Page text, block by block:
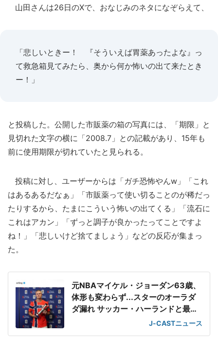
山田さんは26日のXで、おなじみのネタになぞらえて、
「悲しいときー！ 『そういえば胃薬あったよな』っ
て救急箱見てみたら、奥から何か怖いの出て来たとき
ー！」
と投稿した。公開した市販薬の箱の写真には、「期限」と
見切れた文字の横に「2008.7」との記載があり、15年も
前に使用期限が切れていたと見られる。
投稿に対し、ユーザーからは「ガチ恐怖やんw」「これ
はあるあるだなぁ」「市販薬って使い切ることのが稀だっ
たりするから、たまにこういう怖いの出てくる」「流石に
これはアカン」「ずっと調子が良かったってことですよ
ね！」「悲しいけど捨てましょう」などの反応が集まっ
た。
元NBAマイケル・ジョーダン63歳、
体形も変わらず...スターのオーラダ
ダ漏れ サッカー・ハーランドと最強
J-CASTニュース